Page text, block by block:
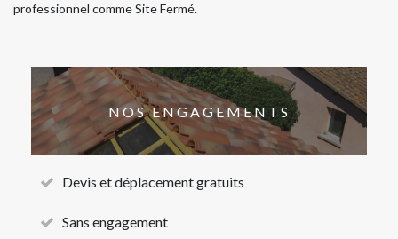
professionnel comme Site Fermé.
NOS ENGAGEMENTS
Devis et déplacement gratuits
Sans engagement